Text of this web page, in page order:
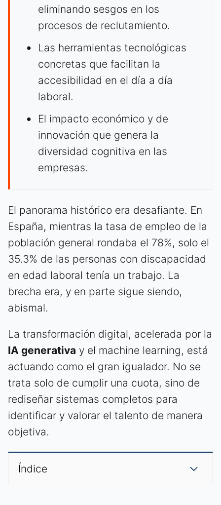
eliminando sesgos en los
procesos de reclutamiento.
Las herramientas tecnológicas
concretas que facilitan la
accesibilidad en el día a día
laboral.
El impacto económico y de
innovación que genera la
diversidad cognitiva en las
empresas.
El panorama histórico era desafiante. En
España, mientras la tasa de empleo de la
población general rondaba el 78%, solo el
35.3% de las personas con discapacidad
en edad laboral tenía un trabajo. La
brecha era, y en parte sigue siendo,
abismal.
La transformación digital, acelerada por la
IA generativa y el machine learning, está
actuando como el gran igualador. No se
trata solo de cumplir una cuota, sino de
rediseñar sistemas completos para
identificar y valorar el talento de manera
objetiva.
Índice